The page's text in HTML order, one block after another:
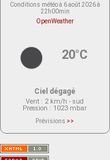
Conditions météo à 6 août 2026 à
22h00min
OpenWeather
20°C
Ciel dégagé
Vent : 2 km/h - sud
Pression : 1023 mbar
Prévisions >>
actuellement aucune prévision
Saint-Nom.
Veuillez consulter le message du